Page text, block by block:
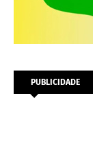
PUBLICIDADE